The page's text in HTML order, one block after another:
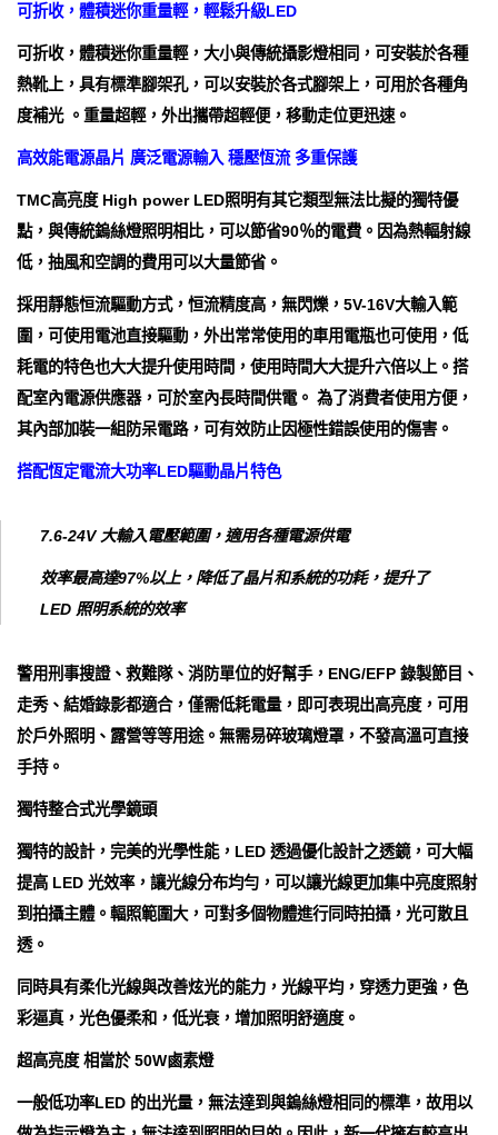
可折收，體積迷你重量輕，輕鬆升級LED
可折收，體積迷你重量輕，大小與傳統攝影燈相同，可安裝於各種
熱靴上，具有標準腳架孔，可以安裝於各式腳架上，可用於各種角
度補光 。重量超輕，外出攜帶超輕便，移動走位更迅速。
高效能電源晶片 廣泛電源輸入 穩壓恆流 多重保護
TMC高亮度 High power LED照明有其它類型無法比擬的獨特優
點，與傳統鎢絲燈照明相比，可以節省90％的電費。因為熱輻射線
低，抽風和空調的費用可以大量節省。
採用靜態恒流驅動方式，恒流精度高，無閃爍，5V-16V大輸入範
圍，可使用電池直接驅動，外出常常使用的車用電瓶也可使用，低
耗電的特色也大大提升使用時間，使用時間大大提升六倍以上。搭
配室內電源供應器，可於室內長時間供電。 為了消費者使用方便，
其內部加裝一組防呆電路，可有效防止因極性錯誤使用的傷害。
搭配恆定電流大功率LED驅動晶片特色
7.6-24V 大輸入電壓範圍，適用各種電源供電
效率最高達97%以上，降低了晶片和系統的功耗，提升了
LED 照明系統的效率
警用刑事搜證、救難隊、消防單位的好幫手，ENG/EFP 錄製節目、
走秀、結婚錄影都適合，僅需低耗電量，即可表現出高亮度，可用
於戶外照明、露營等等用途。無需易碎玻璃燈罩，不發高溫可直接
手持。
獨特整合式光學鏡頭
獨特的設計，完美的光學性能，LED 透過優化設計之透鏡，可大幅
提高 LED 光效率，讓光線分布均勻，可以讓光線更加集中亮度照射
到拍攝主體。輻照範圍大，可對多個物體進行同時拍攝，光可散且
透。
同時具有柔化光線與改善炫光的能力，光線平均，穿透力更強，色
彩逼真，光色優柔和，低光衰，增加照明舒適度。
超高亮度 相當於 50W鹵素燈
一般低功率LED 的出光量，無法達到與鎢絲燈相同的標準，故用以